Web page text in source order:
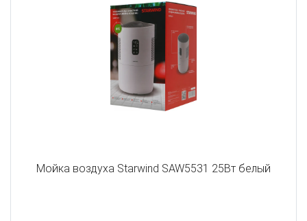
Мойка воздуха Starwind SAW5531 25Вт белый